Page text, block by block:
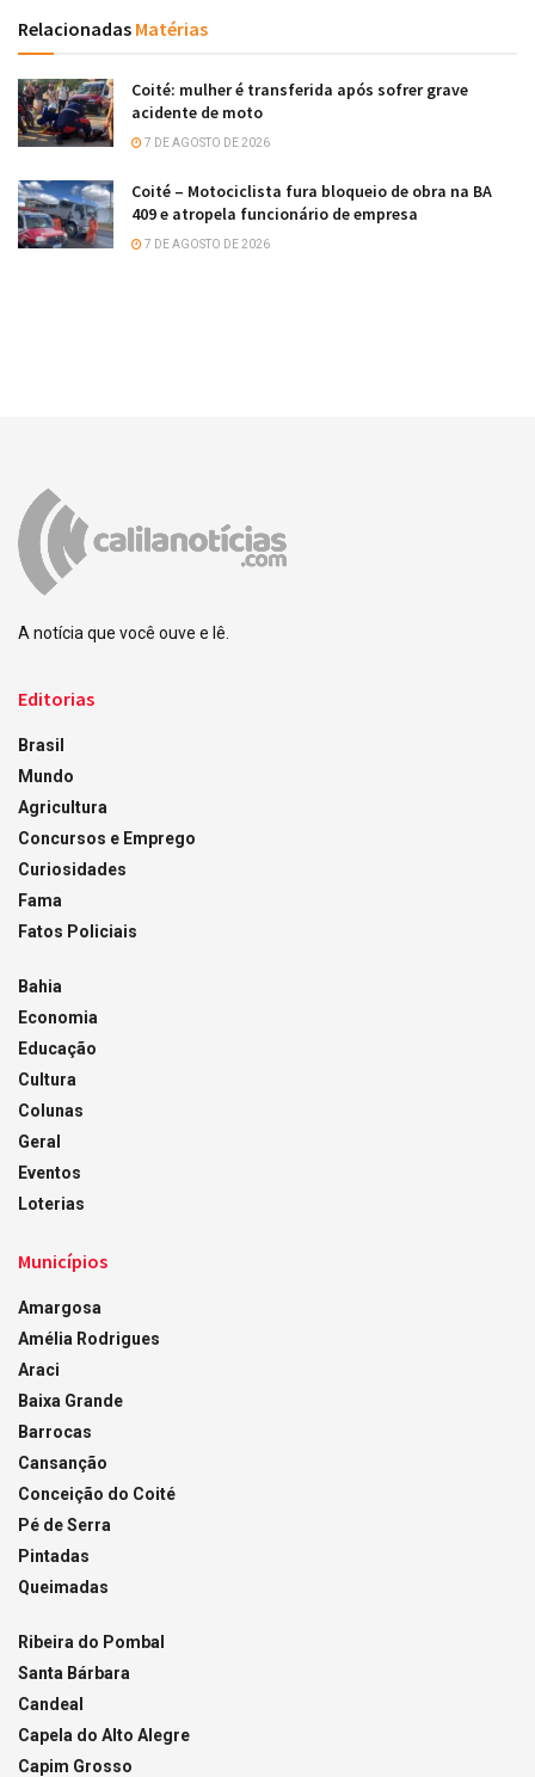
Relacionadas Matérias
Coité: mulher é transferida após sofrer grave
acidente de moto
7 DE AGOSTO DE 2026
Coité – Motociclista fura bloqueio de obra na BA
409 e atropela funcionário de empresa
7 DE AGOSTO DE 2026
A notícia que você ouve e lê.
Editorias
Brasil
Mundo
Agricultura
Concursos e Emprego
Curiosidades
Fama
Fatos Policiais
Bahia
Economia
Educação
Cultura
Colunas
Geral
Eventos
Loterias
Municípios
Amargosa
Amélia Rodrigues
Araci
Baixa Grande
Barrocas
Cansanção
Conceição do Coité
Pé de Serra
Pintadas
Queimadas
Ribeira do Pombal
Santa Bárbara
Candeal
Capela do Alto Alegre
Capim Grosso